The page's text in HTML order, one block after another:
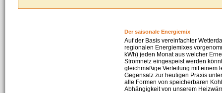
Der saisonale Energiemix
Auf der Basis vereinfachter
regionalen Energiemixes
kWh) jeden Monat aus welcher
Stromnetz eingespeist werden
gleichmäßige Verteilung mit einem
Gegensatz zur heutigen Praxis
alle Formen von speicherbaren
Abhängigkeit von unserem